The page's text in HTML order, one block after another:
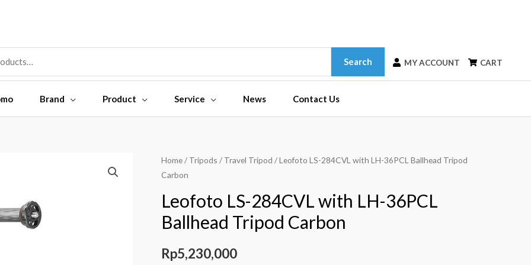
Search MY ACCOUNT CART
Brand Product Service News Contact Us
Home/ Tripods / Travel Tripod / Leofoto LS-284CVL with LH-36PCL Ballhead Tripod
Carbon
Leofoto LS-284CVL with LH-36PCL
Ballhead Tripod Carbon
Rp5,230,000